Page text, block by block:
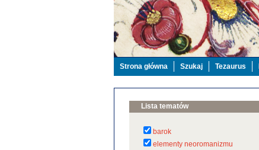
Strona główna Szukaj Tezaurus
Lista tematów
barok
elementy neoromanizmu